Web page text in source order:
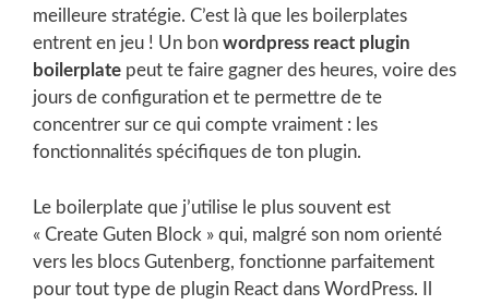
meilleure stratégie. C’est là que les boilerplates
entrent en jeu ! Un bon wordpress react plugin
boilerplate peut te faire gagner des heures, voire des
jours de configuration et te permettre de te
concentrer sur ce qui compte vraiment : les
fonctionnalités spécifiques de ton plugin.
Le boilerplate que j’utilise le plus souvent est
« Create Guten Block » qui, malgré son nom orienté
vers les blocs Gutenberg, fonctionne parfaitement
pour tout type de plugin React dans WordPress. Il